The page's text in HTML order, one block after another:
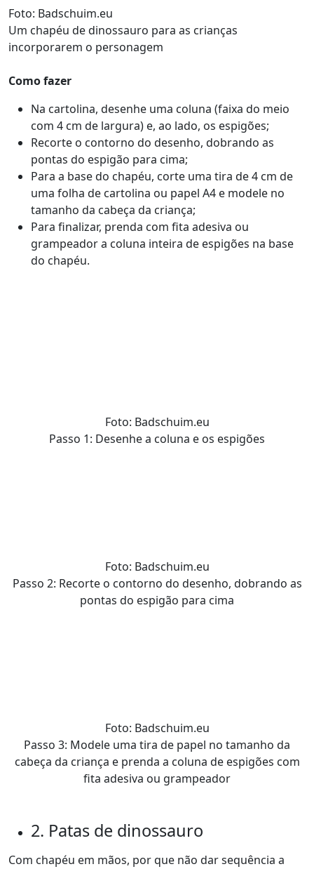
Foto: Badschuim.eu
Um chapéu de dinossauro para as crianças
incorporarem o personagem
Como fazer
Na cartolina, desenhe uma coluna (faixa do meio
com 4 cm de largura) e, ao lado, os espigões;
Recorte o contorno do desenho, dobrando as
pontas do espigão para cima;
Para a base do chapéu, corte uma tira de 4 cm de
uma folha de cartolina ou papel A4 e modele no
tamanho da cabeça da criança;
Para finalizar, prenda com fita adesiva ou
grampeador a coluna inteira de espigões na base
do chapéu.
Foto: Badschuim.eu
Passo 1: Desenhe a coluna e os espigões
Foto: Badschuim.eu
Passo 2: Recorte o contorno do desenho, dobrando as
pontas do espigão para cima
Foto: Badschuim.eu
Passo 3: Modele uma tira de papel no tamanho da
cabeça da criança e prenda a coluna de espigões com
fita adesiva ou grampeador
2. Patas de dinossauro
Com chapéu em mãos, por que não dar sequência a